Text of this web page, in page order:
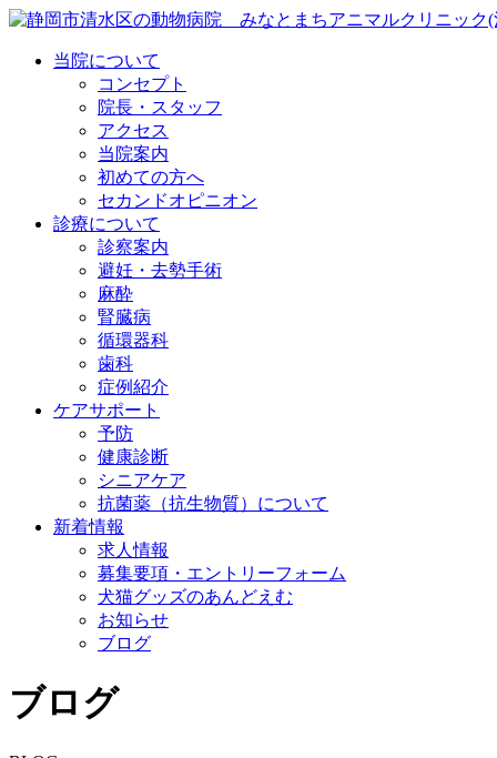
当院について
コンセプト
院長・スタッフ
アクセス
当院案内
初めての方へ
セカンドオピニオン
診療について
診察案内
避妊・去勢手術
麻酔
腎臓病
循環器科
歯科
症例紹介
ケアサポート
予防
健康診断
シニアケア
抗菌薬（抗生物質）について
新着情報
求人情報
募集要項・エントリーフォーム
犬猫グッズのあんどえむ
お知らせ
ブログ
ブログ